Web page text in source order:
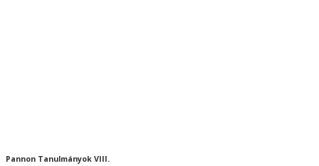
Pannon Tanulmányok VIII.